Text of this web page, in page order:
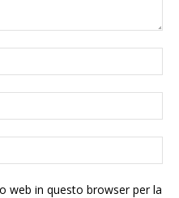
web in questo browser per la